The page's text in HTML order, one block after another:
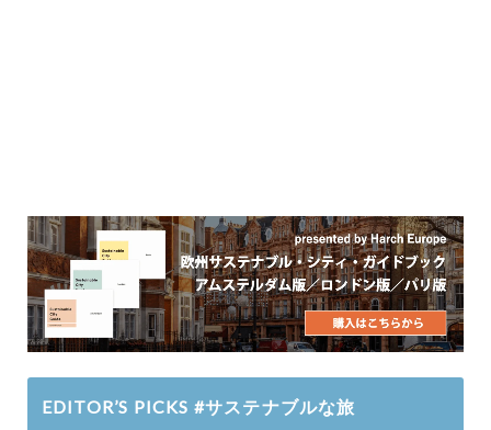
EDITOR’S PICKS #サステナブルな旅